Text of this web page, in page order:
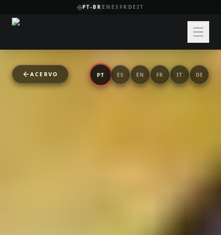
PT-BR EN ES FR DE IT
ACERVO PT ES EN FR IT DE